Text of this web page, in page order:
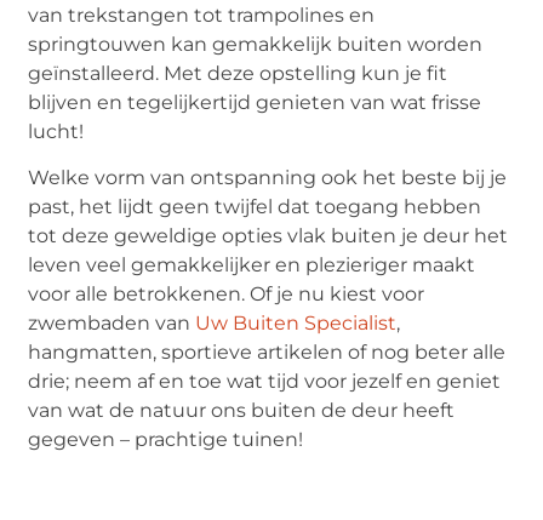
van trekstangen tot trampolines en
springtouwen kan gemakkelijk buiten worden
geïnstalleerd. Met deze opstelling kun je fit
blijven en tegelijkertijd genieten van wat frisse
lucht!
Welke vorm van ontspanning ook het beste bij je
past, het lijdt geen twijfel dat toegang hebben
tot deze geweldige opties vlak buiten je deur het
leven veel gemakkelijker en plezieriger maakt
voor alle betrokkenen. Of je nu kiest voor
zwembaden van Uw Buiten Specialist,
hangmatten, sportieve artikelen of nog beter alle
drie; neem af en toe wat tijd voor jezelf en geniet
van wat de natuur ons buiten de deur heeft
gegeven – prachtige tuinen!